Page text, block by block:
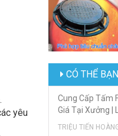
yêu
CÓ THỂ
Cung Cấp Tấm
Giá Tại Xưởng |
TRIỆU TIẾN